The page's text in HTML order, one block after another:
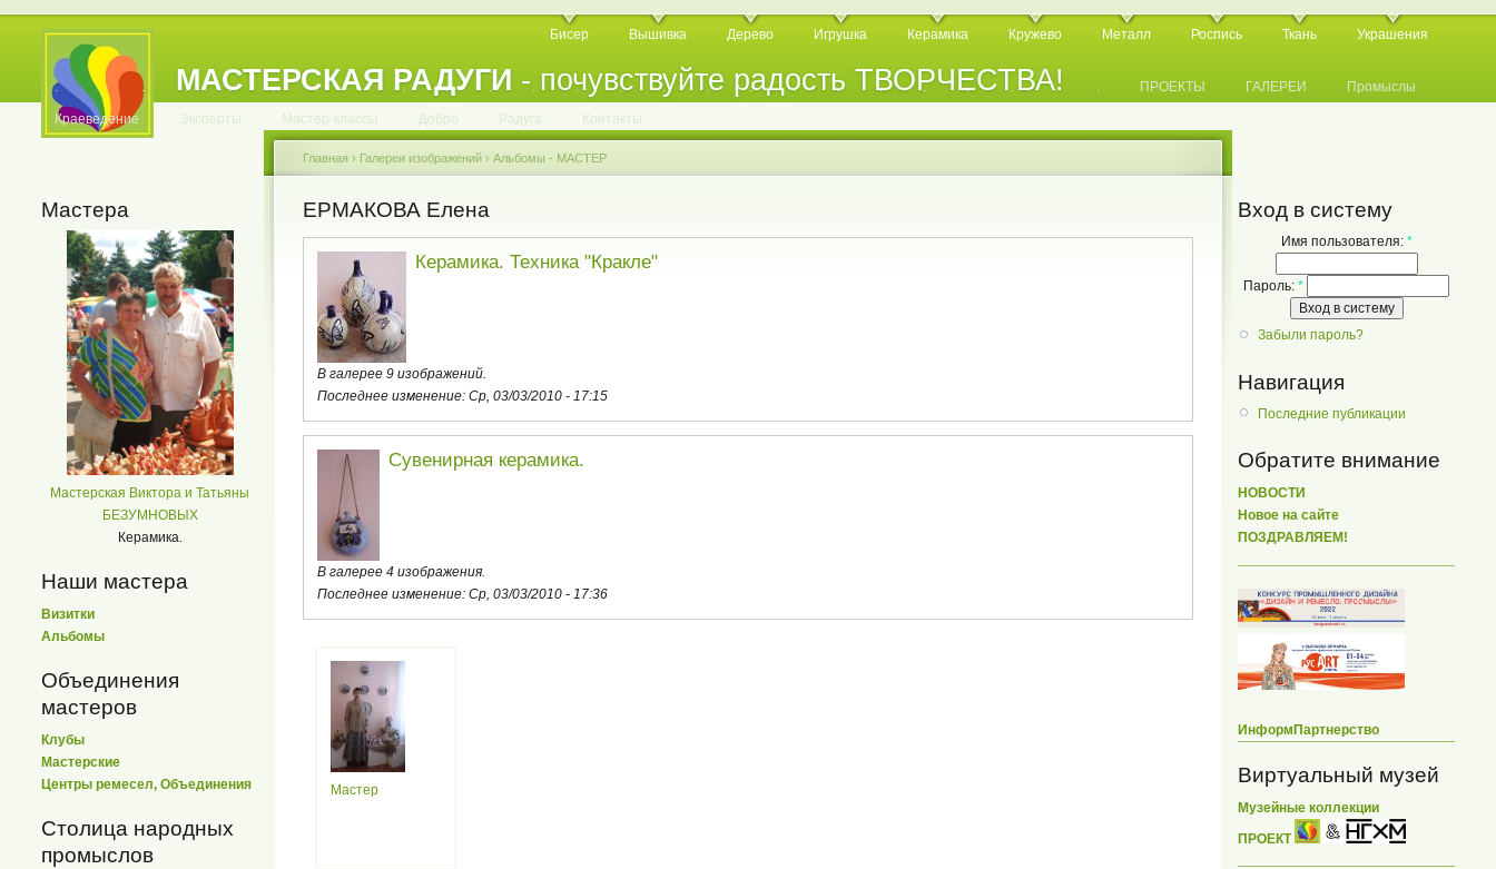
МАСТЕРСКАЯ РАДУГИ - почувствуйте радость ТВОРЧЕСТВА!
Бисер Вышивка Дерево Игрушка Керамика Кружево Металл Роспись Ткань Украшения
. . . . . . . . . . . . . . . . . . . . . . . . . ПРОЕКТЫ ГАЛЕРЕИ Промыслы
Краеведение Эксперты Мастер-классы Добро Радуга Контакты
Мастера
Мастерская Виктора и Татьяны
БЕЗУМНОВЫХ
Керамика.
Наши мастера
Визитки
Альбомы
Объединения
мастеров
Клубы
Мастерские
Центры ремесел, Объединения
Столица народных
промыслов
Главная › Галереи изображений › Альбомы - МАСТЕР
ЕРМАКОВА Елена
Керамика. Техника "Кракле"
В галерее 9 изображений.
Последнее изменение: Ср, 03/03/2010 - 17:15
Сувенирная керамика.
В галерее 4 изображения.
Последнее изменение: Ср, 03/03/2010 - 17:36
Мастер
Вход в систему
Имя пользователя: *
Пароль: *
Забыли пароль?
Навигация
Последние публикации
Обратите внимание
НОВОСТИ
Новое на сайте
ПОЗДРАВЛЯЕМ!
ИнформПартнерство
Виртуальный музей
Музейные коллекции
ПРОЕКТ